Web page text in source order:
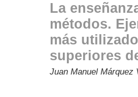
La
métodos.
más
superiores
Juan Manuel Márquez